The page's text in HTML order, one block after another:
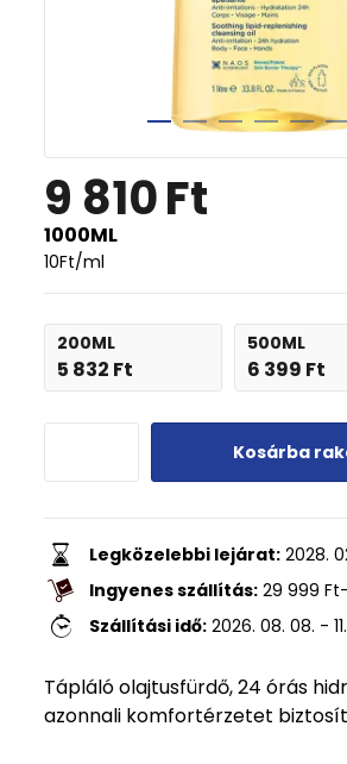
9 810Ft
1000ML
10Ft/ml
200ML
5 832 Ft
500ML
6 399 Ft
Kosárba
Legközelebbi lejárat: 2028.
Ingyenes szállítás: 29 999 Ft
Szállítási idő: 2026. 08. 08. - 11.
Tápláló olajtusfürdő, 24 órás
azonnali komfortérzetet